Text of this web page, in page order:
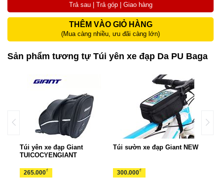
Trả sau | Trả góp | Giao hàng
THÊM VÀO GIỎ HÀNG
(Mua càng nhiều, ưu đãi càng lớn)
Sản phẩm tương tự Túi yên xe đạp Da PU Baga
Túi yên xe đạp Giant
TUICOCYENGIANT
265.000₫
Túi sườn xe đạp Giant NEW
300.000₫